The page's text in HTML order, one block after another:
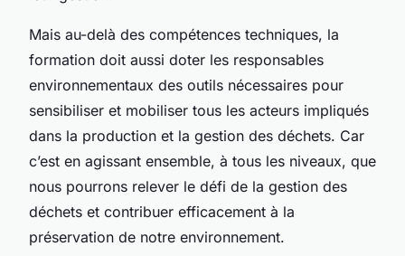
Mais au-delà des compétences techniques, la
formation doit aussi doter les responsables
environnementaux des outils nécessaires pour
sensibiliser et mobiliser tous les acteurs impliqués
dans la production et la gestion des déchets. Car
c’est en agissant ensemble, à tous les niveaux, que
nous pourrons relever le défi de la gestion des
déchets et contribuer efficacement à la
préservation de notre environnement.